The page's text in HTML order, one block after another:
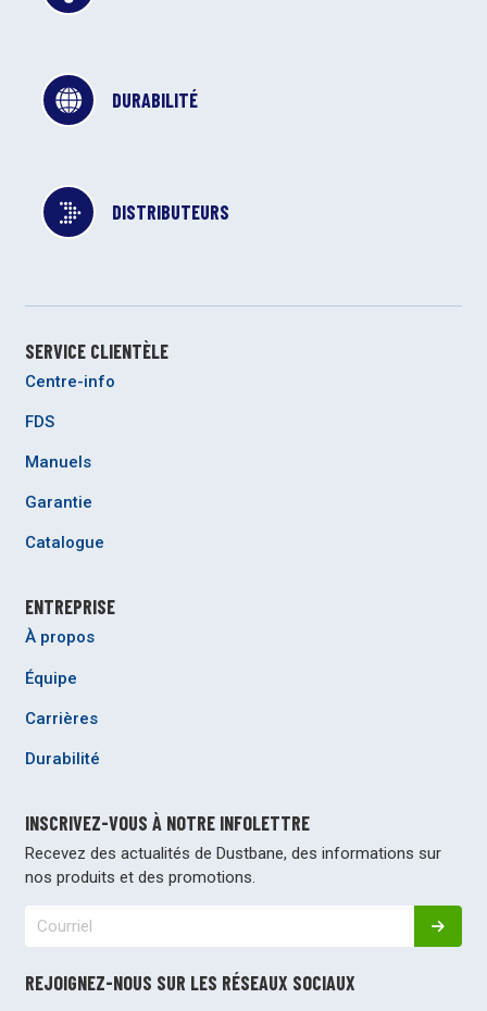
DURABILITÉ
DISTRIBUTEURS
SERVICE CLIENTÈLE
Centre-info
FDS
Manuels
Garantie
Catalogue
ENTREPRISE
À propos
Équipe
Carrières
Durabilité
INSCRIVEZ-VOUS À NOTRE INFOLETTRE
Recevez des actualités de Dustbane, des informations sur
nos produits et des promotions.
REJOIGNEZ-NOUS SUR LES RÉSEAUX SOCIAUX